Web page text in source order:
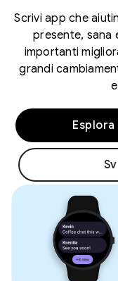
Scrivi app che
presente, sana
importanti
grandi